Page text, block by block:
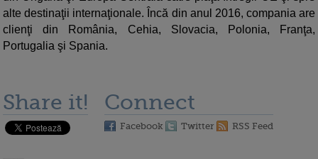
alte destinaţii internaţionale. Încă din anul 2016, compania are
clienţi din România, Cehia, Slovacia, Polonia, Franţa,
Portugalia şi Spania.
Share it! Connect
Facebook Twitter RSS Feed